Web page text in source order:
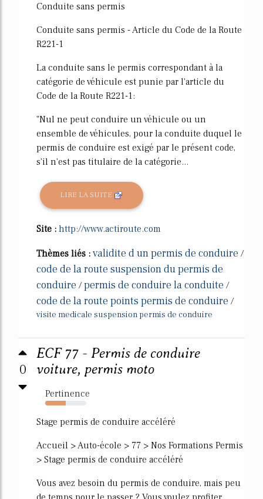
Conduite sans permis
Conduite sans permis - Article du Code de la Route
R221-1
La conduite sans le permis correspondant à la
catégorie de véhicule est punie par l'article du
Code de la Route R221-1:
"Nul ne peut conduire un véhicule ou un
ensemble de véhicules, pour la conduite duquel le
permis de conduire est exigé par le présent code,
s'il n'est pas titulaire de la catégorie...
LIRE LA SUITE
Site : http://www.actiroute.com
Thèmes liés : validite d un permis de conduire /
code de la route suspension du permis de
conduire /permis de conduire la conduite /
code de la route points permis de conduire /
visite medicale suspension permis de conduire
0
ECF 77 - Permis de conduire
voiture, permis moto
Pertinence
50%
Stage permis de conduire accéléré
Accueil > Auto-école > 77 > Nos Formations Permis
> Stage permis de conduire accéléré
Vous avez besoin du permis de conduire, mais peu